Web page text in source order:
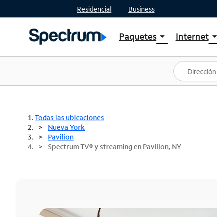
Residencial Business
Paquetesarrow_drop_down
Ver paquetes
Spectrum One
Mejores ofertas
Internetarrow_drop_down
Planes
Todas las ubicaciones
Nueva York
Pavilion
Spectrum TV® y streaming en Pavilion, NY